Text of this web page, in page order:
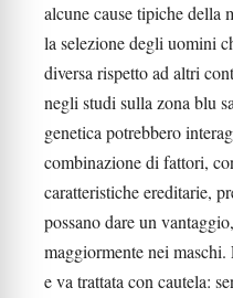
alcune cause tipiche della
la selezione degli uomini
diversa rispetto ad altri
negli studi sulla zona blu
genetica potrebbero
combinazione di fattori,
caratteristiche ereditarie,
possano dare un
maggiormente nei maschi.
e va trattata con cautela: